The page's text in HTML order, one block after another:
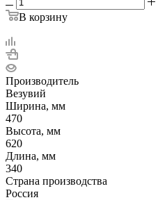
В корзину
Производитель
Везувий
Ширина, мм
470
Высота, мм
620
Длина, мм
340
Страна производства
Россия